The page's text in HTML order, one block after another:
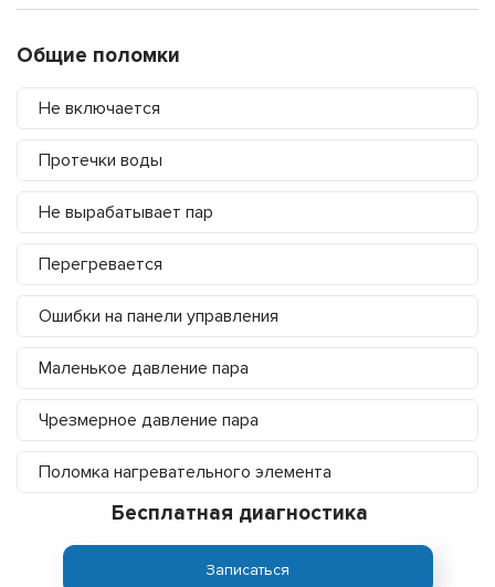
Общие поломки
Не включается
Протечки воды
Не вырабатывает пар
Перегревается
Ошибки на панели управления
Маленькое давление пара
Чрезмерное давление пара
Поломка нагревательного элемента
Бесплатная диагностика
Записаться